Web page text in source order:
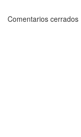
Comentarios cerrados